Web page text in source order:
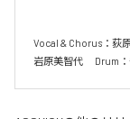
Vocal & Chorus：荻
岩原美智代 　Drum